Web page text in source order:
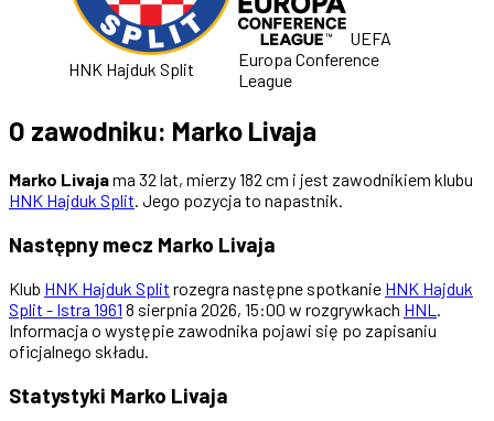
HNK Hajduk Split
UEFA
Europa Conference
League
O zawodniku: Marko Livaja
Marko Livajama 32 lat, mierzy 182 cm i jest zawodnikiem klubu
HNK Hajduk Split. Jego pozycja to napastnik.
Następny mecz Marko Livaja
Klub HNK Hajduk Split rozegra następne spotkanie HNK Hajduk
Split - Istra 1961 8 sierpnia 2026, 15:00 w rozgrywkach HNL .
Informacja o występie zawodnika pojawi się po zapisaniu
oficjalnego składu.
Statystyki Marko Livaja